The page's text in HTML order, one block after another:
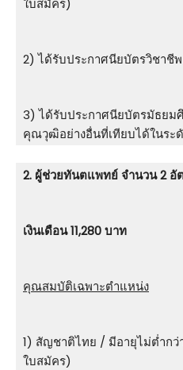
2) ได้รับประกาศนียบัตรวิชาชี
3) ได้รับประกาศนียบัตรมัธยม
คุณวุฒิอย่างอื่นที่เทียบได้ในระ
2. ผู้ช่วยทันตแพทย์ จำนวน 2 อั
เงินเดือน 11,280 บาท
คุณสมบัติเฉพาะตำแหน่ง
1) สัญชาติไทย / มีอายุไม่ต่ำก
ใบสมัคร)